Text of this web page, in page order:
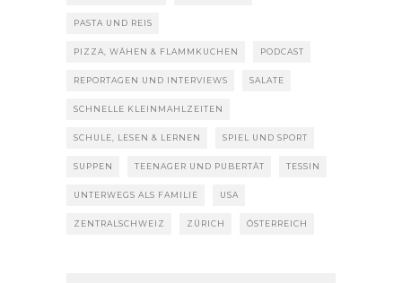
PASTA UND REIS
PIZZA, WÄHEN & FLAMMKUCHEN PODCAST
REPORTAGEN UND INTERVIEWS SALATE
SCHNELLE KLEINMAHLZEITEN
SCHULE, LESEN & LERNEN SPIEL UND SPORT
SUPPEN TEENAGER UND PUBERTÄT TESSIN
UNTERWEGS ALS FAMILIE USA
ZENTRALSCHWEIZ ZÜRICH ÖSTERREICH